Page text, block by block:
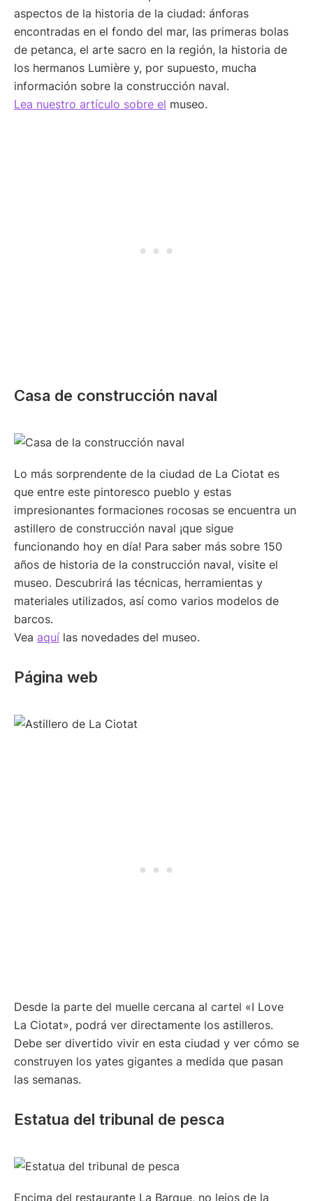
aspectos de la historia de la ciudad: ánforas
encontradas en el fondo del mar, las primeras bolas
de petanca, el arte sacro en la región, la historia de
los hermanos Lumière y, por supuesto, mucha
información sobre la construcción naval.
Lea nuestro artículo sobre el museo.
Casa de construcción naval
Lo más sorprendente de la ciudad de La Ciotat es
que entre este pintoresco pueblo y estas
impresionantes formaciones rocosas se encuentra un
astillero de construcción naval ¡que sigue
funcionando hoy en día! Para saber más sobre 150
años de historia de la construcción naval, visite el
museo. Descubrirá las técnicas, herramientas y
materiales utilizados, así como varios modelos de
barcos.
Vea aquí las novedades del museo.
Página web
Desde la parte del muelle cercana al cartel «I Love
La Ciotat», podrá ver directamente los astilleros.
Debe ser divertido vivir en esta ciudad y ver cómo se
construyen los yates gigantes a medida que pasan
las semanas.
Estatua del tribunal de pesca
Encima del restaurante La Barque, no lejos de la